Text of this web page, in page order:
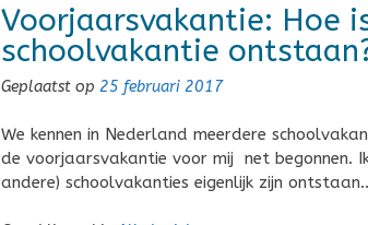
Voorjaarsvakantie: Hoe
schoolvakantie
Geplaatst op 25 februari 2017
We kennen in Nederland meerdere
de voorjaarsvakantie voor mij net begonnen.
andere) schoolvakanties eigenlijk zijn